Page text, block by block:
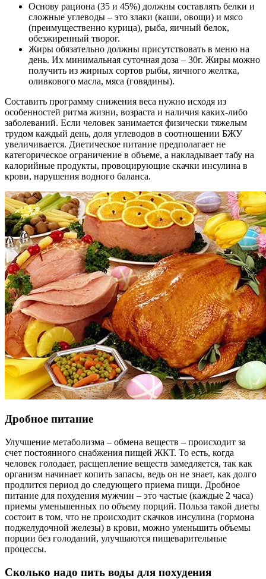
Основу рациона (35 и 45%) должны составлять белки и
сложные углеводы – это злаки (каши, овощи) и мясо
(преимущественно курица), рыба, яичный белок,
обезжиренный творог.
Жиры обязательно должны присутствовать в меню на
день. Их минимальная суточная доза – 30г. Жиры можно
получить из жирных сортов рыбы, яичного желтка,
оливкового масла, мяса (говядины).
Составить программу снижения веса нужно исходя из
особенностей ритма жизни, возраста и наличия каких-либо
заболеваний. Если человек занимается физически тяжелым
трудом каждый день, доля углеводов в соотношении БЖУ
увеличивается. Диетическое питание предполагает не
категорическое ограничение в объеме, а накладывает табу на
калорийные продукты, провоцирующие скачки инсулина в
крови, нарушения водного баланса.
Дробное питание
Улучшение метаболизма – обмена веществ – происходит за
счет постоянного снабжения пищей ЖКТ. То есть, когда
человек голодает, расщепление веществ замедляется, так как
организм начинает копить запасы, ведь он не знает, как долго
продлится период до следующего приема пищи. Дробное
питание для похудения мужчин – это частые (каждые 2 часа)
приемы уменьшенных по объему порций. Польза такой диеты
состоит в том, что не происходит скачков инсулина (гормона
поджелудочной железы) в крови, можно уменьшить объемы
порции без голоданий, улучшаются пищеварительные
процессы.
Сколько надо пить воды для похудения